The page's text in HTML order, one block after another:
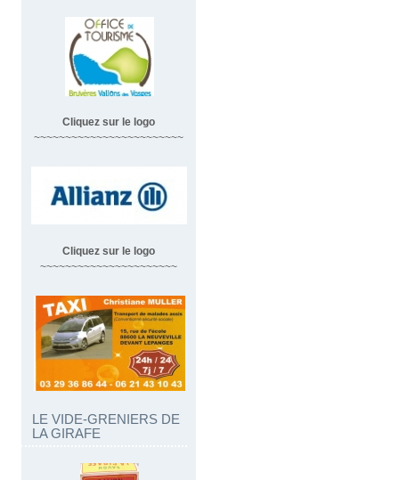
Cliquez sur le logo
~~~~~~~~~~~~~~~~~~~~~~~~
Cliquez sur le logo
~~~~~~~~~~~~~~~~~~~~~~
LE VIDE-GRENIERS DE
LA GIRAFE